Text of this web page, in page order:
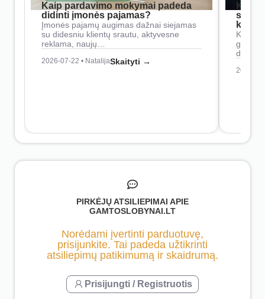
Kaip pardavimo mokymai padeda
didinti įmonės pajamas?
Įmonės pajamų augimas dažnai siejamas
su didesniu klientų srautu, aktyvesne
reklama, naujų…
2026-07-22 • NatalijaSkaityti →
Kaip
2026-
PIRKĖJŲ ATSILIEPIMAI APIE
GAMTOSLOBYNAI.LT
Norėdami įvertinti parduotuvę,
prisijunkite. Tai padeda užtikrinti
atsiliepimų patikimumą ir skaidrumą.
Prisijungti / Registruotis